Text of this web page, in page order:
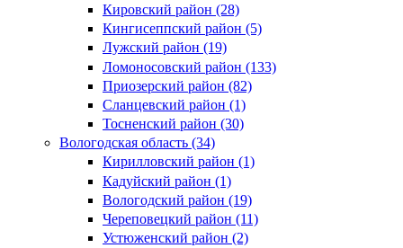
Кировский район (28)
Кингисеппский район (5)
Лужский район (19)
Ломоносовский район (133)
Приозерский район (82)
Сланцевский район (1)
Тосненский район (30)
Вологодская область (34)
Кирилловский район (1)
Кадуйский район (1)
Вологодский район (19)
Череповецкий район (11)
Устюженский район (2)